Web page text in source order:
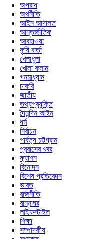
অপরাধ
অর্থনীতি
আইন আদালত
আন্তর্জাতিক
আবহাওয়া
কৃষি বার্তা
খেলাধুলা
খোলা কলাম
গনমাধ্যাম
চাকরি
জাতীয়
তথ্যপ্রযুক্তি
দৈনন্দিন আইন
ধর্ম
নির্বাচন
পার্বত্য চট্টগ্রাম
প্রবাসের খবর
ফ্যাশন
বিনোদন
বিশেষ প্রতিবেদন
ভারত
রাজনীতি
রান্নাঘর
লাইফস্টাইল
শিক্ষা
সম্পাদকীয়